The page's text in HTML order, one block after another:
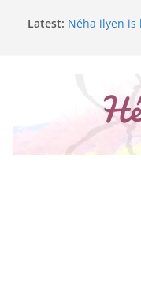
Latest: Néha ilyen is
Golgotavirág
A